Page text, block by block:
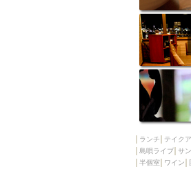
ランチ テイク
島唄ライブ サ
半個室
ワイン